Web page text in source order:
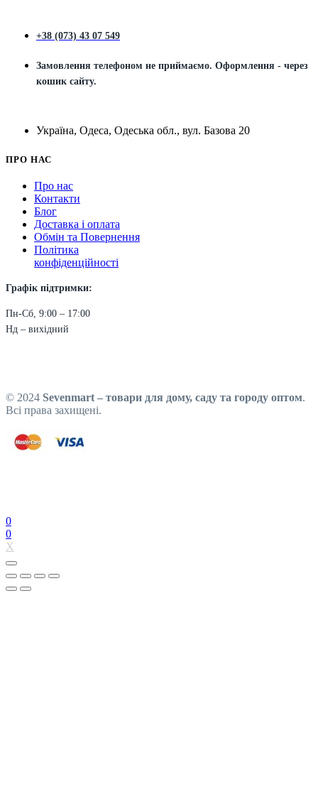
+38 (073) 43 07 549
Замовлення телефоном не приймаємо. Оформлення - через
кошик сайту.
Україна, Одеса, Одеська обл., вул. Базова 20
ПРО НАС
Про нас
Контакти
Блог
Доставка і оплата
Обмін та Повернення
Політика
конфіденційності
Графік підтримки:
Пн-Сб, 9:00 – 17:00
Нд – вихідний
© 2024 Sevenmart – товари для дому, саду та городу оптом.
Всі права захищені.
0
0
X